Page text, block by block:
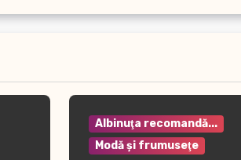
Albinuţa recomandă...
Modă şi frumuseţe